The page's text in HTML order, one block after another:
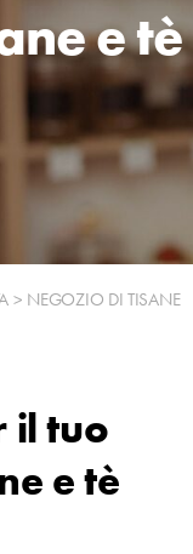
e tè
> NEGOZIO DI TISANE
il tuo
e tè